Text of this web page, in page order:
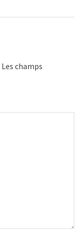
Les champs